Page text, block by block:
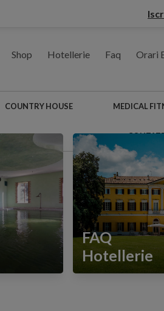
Shop Hotellerie Faq Orari
COUNTRY HOUSE MEDICAL
FAQ
Hotellerie